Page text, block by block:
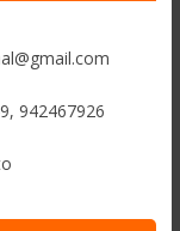
942467926